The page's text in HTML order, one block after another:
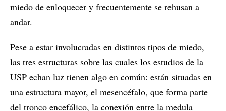
miedo de enloquecer y frecuentemente se rehusan a
andar.
Pese a estar involucradas en distintos tipos de miedo,
las tres estructuras sobre las cuales los estudios de la
USP echan luz tienen algo en común: están situadas en
una estructura mayor, el mesencéfalo, que forma parte
del tronco encefálico, la conexión entre la medula